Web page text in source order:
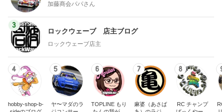
4
hobby-shop-b-
sideのブログ
ヤ〜マダのラ
ジコンサーキ
ット奮闘記
TOPLINE もり
たんの我が道
を行く！
麻婆（あさば
あ）のラジコ
ンblog
RC チャンプ
ばっくやーど
(通信販売) の
ブログ
もっと見る